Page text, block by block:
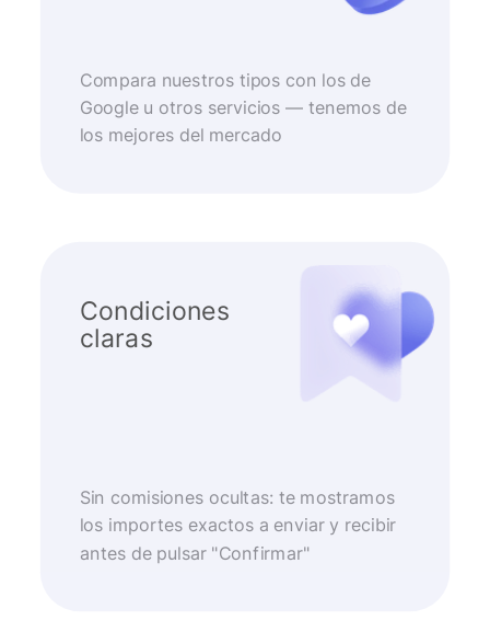
Compara nuestros tipos con los de
Google u otros servicios — tenemos de
los mejores del mercado
Condiciones
claras
Sin comisiones ocultas: te mostramos
los importes exactos a enviar y recibir
antes de pulsar "Confirmar"